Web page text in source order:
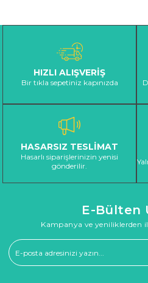
HIZLI ALIŞVERİŞ
Bir tıkla sepetiniz kapınızda
HASARSIZ TESLİMAT
Hasarlı siparişlerinizin yenisi
gönderilir.
E-Bülten
Kampanya ve yeniliklerden